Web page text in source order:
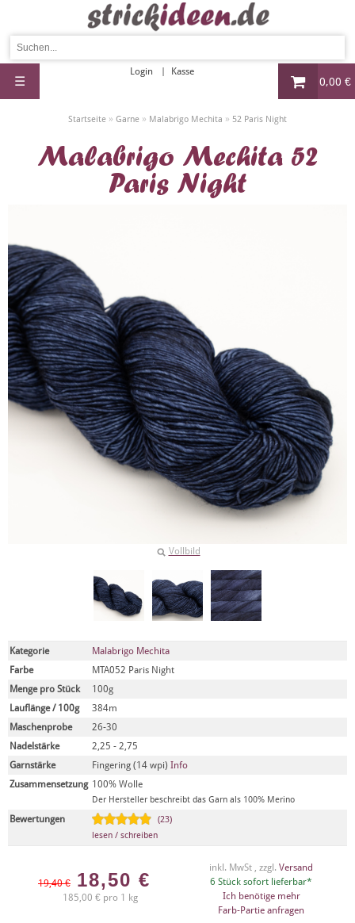
0,00 €
Login Kasse
☰
Startseite » Garne » Malabrigo Mechita » 52 Paris Night
Malabrigo Mechita 52
Paris Night
Vollbild
Kategorie
Malabrigo Mechita
Farbe
MTA052 Paris Night
Menge pro Stück
100g
Lauflänge / 100g
384m
Maschenprobe
26-30
Nadelstärke
2,25 - 2,75
Garnstärke
Fingering (14 wpi) Info
Zusammensetzung 100% Wolle
Der Hersteller beschreibt das Garn als 100% Merino
Bewertungen
(23)
lesen / schreiben
19,40 € 18,50 €
185,00 € pro 1 kg
inkl. MwSt , zzgl. Versand
6 Stück sofort lieferbar*
Ich benötige mehr
Farb-Partie anfragen